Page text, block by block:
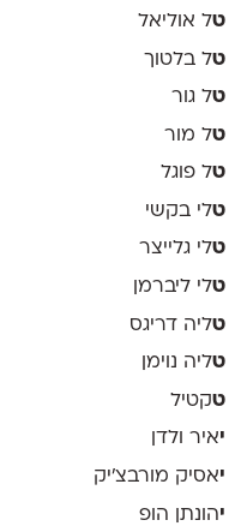
טל אוליאל
טל בלטוך
טל גור
טל מור
טל פוגל
טלי בקשי
טלי גלייצר
טלי ליברמן
טליה דריגס
טליה נוימן
טקטיל
יאיר ולדן
יאסיק מורבצ'יק
יהונתן הופ